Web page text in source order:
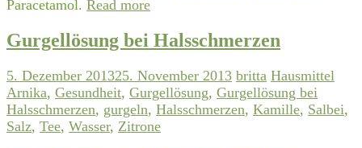
Paracetamol. Read more
Gurgellösung bei Halsschmerzen
5. Dezember 201325. November 2013 britta Hausmittel
Arnika, Gesundheit, Gurgellösung, Gurgellösung bei
Halsschmerzen, gurgeln, Halsschmerzen, Kamille, Salbei,
Salz, Tee, Wasser, Zitrone